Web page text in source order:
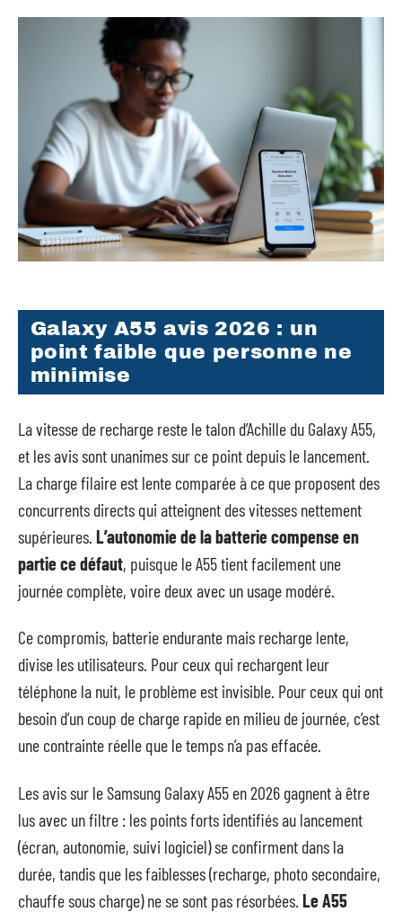
Galaxy A55 avis 2026 : un
point faible que personne ne
minimise
La vitesse de recharge reste le talon d’Achille du Galaxy A55,
et les avis sont unanimes sur ce point depuis le lancement.
La charge filaire est lente comparée à ce que proposent des
concurrents directs qui atteignent des vitesses nettement
supérieures. L’autonomie de la batterie compense en
partie ce défaut, puisque le A55 tient facilement une
journée complète, voire deux avec un usage modéré.
Ce compromis, batterie endurante mais recharge lente,
divise les utilisateurs. Pour ceux qui rechargent leur
téléphone la nuit, le problème est invisible. Pour ceux qui ont
besoin d’un coup de charge rapide en milieu de journée, c’est
une contrainte réelle que le temps n’a pas effacée.
Les avis sur le Samsung Galaxy A55 en 2026 gagnent à être
lus avec un filtre : les points forts identifiés au lancement
(écran, autonomie, suivi logiciel) se confirment dans la
durée, tandis que les faiblesses (recharge, photo secondaire,
chauffe sous charge) ne se sont pas résorbées. Le A55